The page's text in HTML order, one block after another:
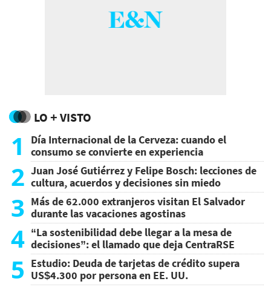
LO + VISTO
1
Día Internacional de la Cerveza: cuando el
consumo se convierte en experiencia
2 Juan José Gutiérrez y Felipe Bosch: lecciones de
cultura, acuerdos y decisiones sin miedo
3 Más de 62.000 extranjeros visitan El Salvador
durante las vacaciones agostinas
4 “La sostenibilidad debe llegar a la mesa de
decisiones”: el llamado que deja CentraRSE
5 Estudio: Deuda de tarjetas de crédito supera
US$4.300 por persona en EE. UU.